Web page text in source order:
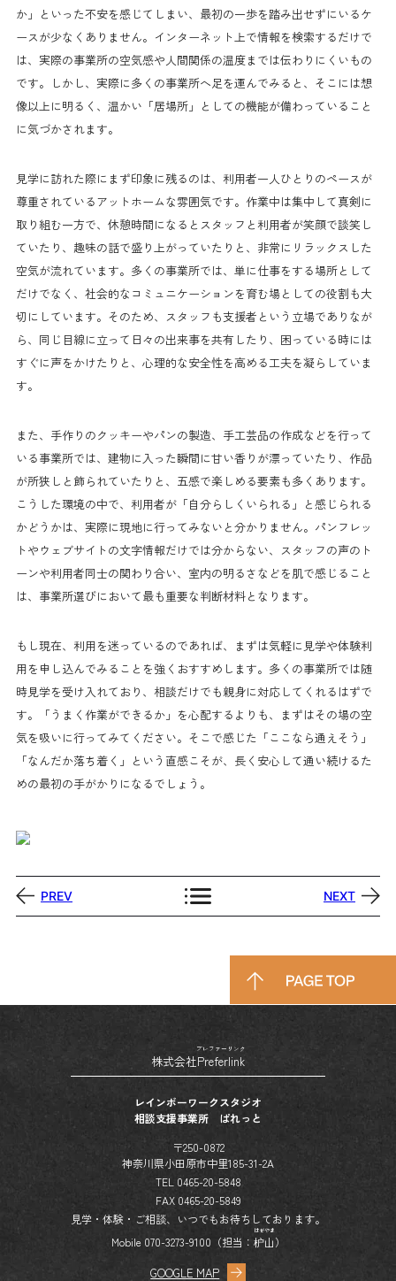
か」といった不安を感じてしまい、最初の一歩を踏み出せずにいるケ
ースが少なくありません。インターネット上で情報を検索するだけで
は、実際の事業所の空気感や人間関係の温度までは伝わりにくいもの
です。しかし、実際に多くの事業所へ足を運んでみると、そこには想
像以上に明るく、温かい「居場所」としての機能が備わっていること
に気づかされます。
見学に訪れた際にまず印象に残るのは、利用者一人ひとりのペースが
尊重されているアットホームな雰囲気です。作業中は集中して真剣に
取り組む一方で、休憩時間になるとスタッフと利用者が笑顔で談笑し
ていたり、趣味の話で盛り上がっていたりと、非常にリラックスした
空気が流れています。多くの事業所では、単に仕事をする場所として
だけでなく、社会的なコミュニケーションを育む場としての役割も大
切にしています。そのため、スタッフも支援者という立場でありなが
ら、同じ目線に立って日々の出来事を共有したり、困っている時には
すぐに声をかけたりと、心理的な安全性を高める工夫を凝らしていま
す。
また、手作りのクッキーやパンの製造、手工芸品の作成などを行って
いる事業所では、建物に入った瞬間に甘い香りが漂っていたり、作品
が所狭しと飾られていたりと、五感で楽しめる要素も多くあります。
こうした環境の中で、利用者が「自分らしくいられる」と感じられる
かどうかは、実際に現地に行ってみないと分かりません。パンフレッ
トやウェブサイトの文字情報だけでは分からない、スタッフの声のト
ーンや利用者同士の関わり合い、室内の明るさなどを肌で感じること
は、事業所選びにおいて最も重要な判断材料となります。
もし現在、利用を迷っているのであれば、まずは気軽に見学や体験利
用を申し込んでみることを強くおすすめします。多くの事業所では随
時見学を受け入れており、相談だけでも親身に対応してくれるはずで
す。「うまく作業ができるか」を心配するよりも、まずはその場の空
気を吸いに行ってみてください。そこで感じた「ここなら通えそう」
「なんだか落ち着く」という直感こそが、長く安心して通い続けるた
めの最初の手がかりになるでしょう。
PREV NEXT
株式会社Preferlink
プレファーリンク
レインボーワークスタジオ
相談支援事業所 ぱれっと
〒250-0872
神奈川県小田原市中里185-31-2A
TEL 0465-20-5848
FAX 0465-20-5849
見学・体験・ご相談、いつでもお待ちしております。
Mobile 070-3273-9100（担当： 枦山
はぜやま
）
GOOGLE MAP